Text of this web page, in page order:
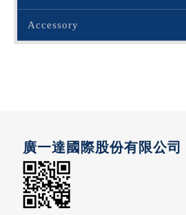
Accessory
廣一達國際股份有限公司